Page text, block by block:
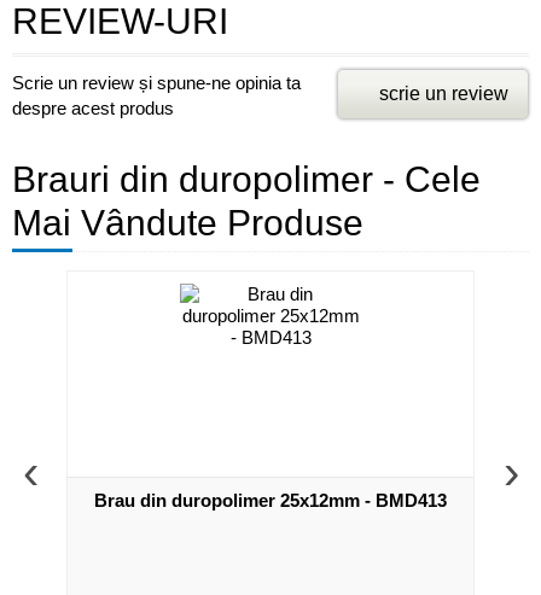
REVIEW-URI
Scrie un review și spune-ne opinia ta
despre acest produs
scrie un review
Brauri din duropolimer - Cele
Mai Vândute Produse
‹
Brau din duropolimer 25x12mm - BMD413
›